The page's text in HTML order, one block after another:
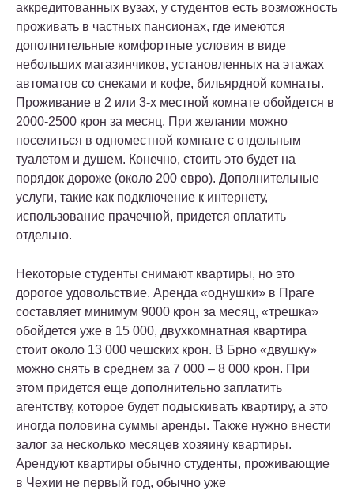
аккредитованных вузах, у студентов есть возможность
проживать в частных пансионах, где имеются
дополнительные комфортные условия в виде
небольших магазинчиков, установленных на этажах
автоматов со снеками и кофе, бильярдной комнаты.
Проживание в 2 или 3-х местной комнате обойдется в
2000-2500 крон за месяц. При желании можно
поселиться в одноместной комнате с отдельным
туалетом и душем. Конечно, стоить это будет на
порядок дороже (около 200 евро). Дополнительные
услуги, такие как подключение к интернету,
использование прачечной, придется оплатить
отдельно.
Некоторые студенты снимают квартиры, но это
дорогое удовольствие. Аренда «однушки» в Праге
составляет минимум 9000 крон за месяц, «трешка»
обойдется уже в 15 000, двухкомнатная квартира
стоит около 13 000 чешских крон. В Брно «двушку»
можно снять в среднем за 7 000 – 8 000 крон. При
этом придется еще дополнительно заплатить
агентству, которое будет подыскивать квартиру, а это
иногда половина суммы аренды. Также нужно внести
залог за несколько месяцев хозяину квартиры.
Арендуют квартиры обычно студенты, проживающие
в Чехии не первый год, обычно уже